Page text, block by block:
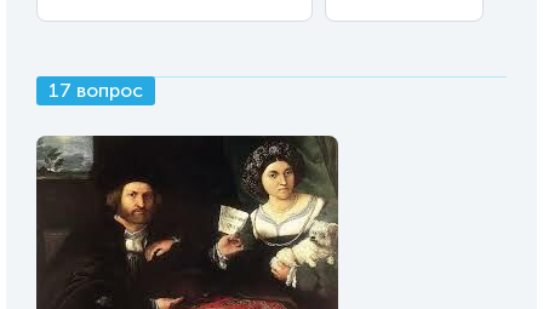
17 вопрос